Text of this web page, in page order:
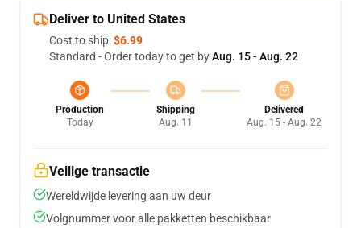
Deliver to United States
Cost to ship:$6.99
Standard - Order today to get byAug. 15 - Aug. 22
Production
Today
Shipping
Aug. 11
Delivered
Aug. 15 - Aug. 22
Veilige transactie
Wereldwijde levering aan uw deur
Volgnummer voor alle pakketten beschikbaar